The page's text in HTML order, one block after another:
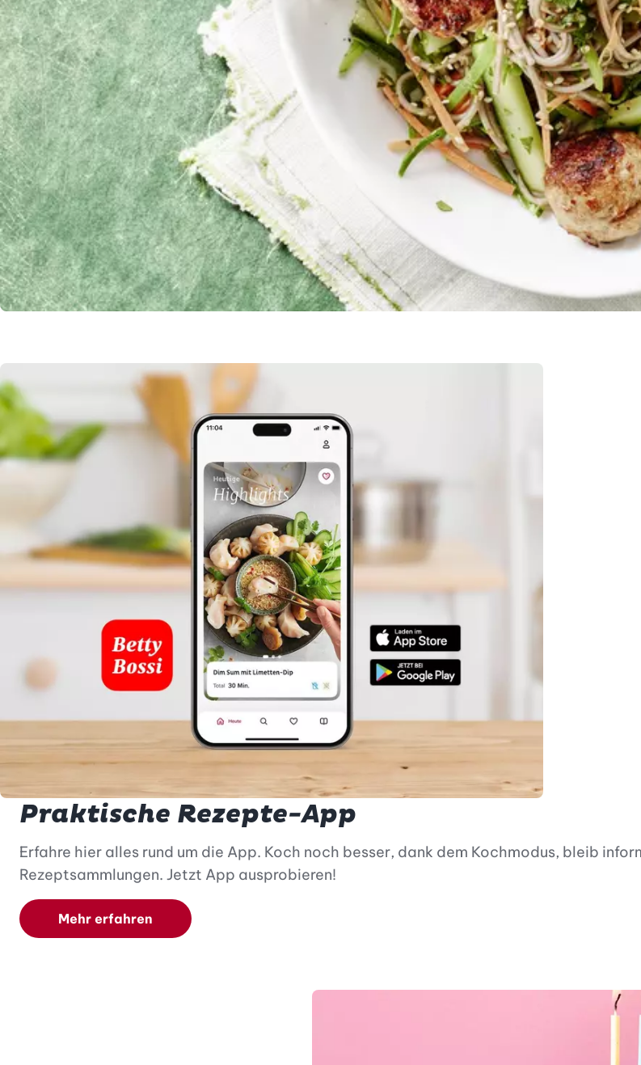
Praktische Rezepte-App
Erfahre hier alles rund um die App. Koch noch besser, dank dem Kochmodus, bleib
Rezeptsammlungen. Jetzt App ausprobieren!
Mehr erfahren